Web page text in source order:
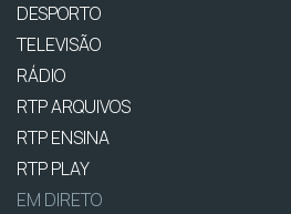
DESPORTO
TELEVISÃO
RÁDIO
RTP ARQUIVOS
RTP ENSINA
RTP PLAY
EM DIRETO